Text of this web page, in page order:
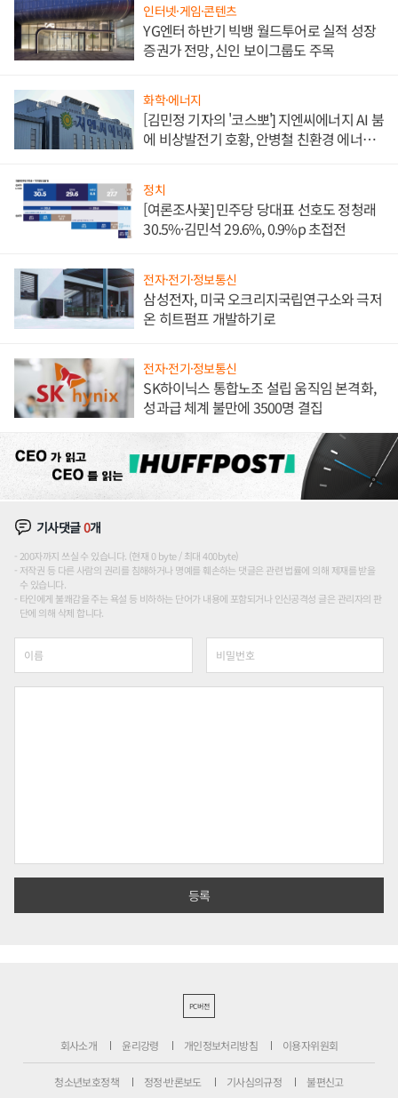
인터넷·게임·콘텐츠
YG엔터 하반기 빅뱅 월드투어로 실적 성장
증권가 전망, 신인 보이그룹도 주목
화학·에너지
[김민정 기자의 '코스뽀'] 지엔씨에너지 AI 붐
에 비상발전기 호황, 안병철 친환경 에너지
정치
[여론조사꽃] 민주당 당대표 선호도 정청래
30.5%·김민석 29.6%, 0.9%p 초접전
전자·전기·정보통신
삼성전자, 미국 오크리지국립연구소와 극저
온 히트펌프 개발하기로
전자·전기·정보통신
SK하이닉스 통합노조 설립 움직임 본격화,
성과급 체계 불만에 3500명 결집
기사댓글0개
200자까지 쓰실 수 있습니다. (현재 0 byte / 최대 400byte)
저작권 등 다른 사람의 권리를 침해하거나 명예를 훼손하는 댓글은 관련 법률에 의해 제재를 받을
수 있습니다.
타인에게 불쾌감을 주는 욕설 등 비하하는 단어가 내용에 포함되거나 인신공격성 글은 관리자의 판
단에 의해 삭제 합니다.
PC버전
회사소개 윤리강령 개인정보처리방침 이용자위원회
청소년보호정책 정정·반론보도 기사심의규정 불편신고